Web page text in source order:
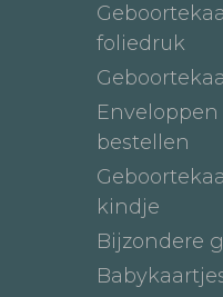
foliedruk
Enveloppen
bestellen
kindje
Bijzondere